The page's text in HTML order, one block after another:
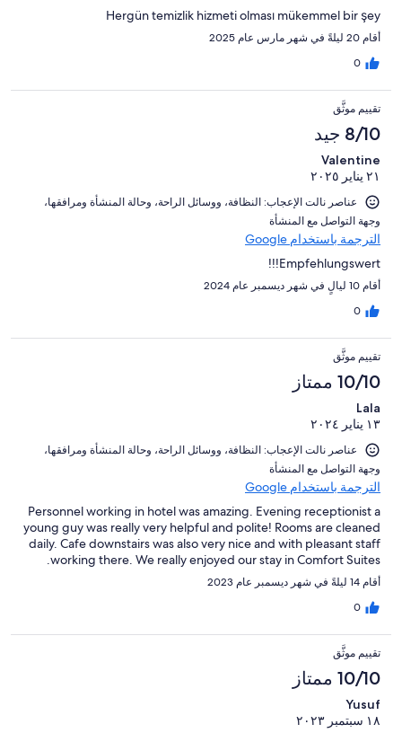
Hergün temizlik hizmeti olması mükemmel bir şey
أقام 20 ليلةً في شهر مارس عام 2025
0
تقييم موثَّق
8/10 جيد
Valentine
٢١ يناير ٢٠٢٥
عناصر نالت الإعجاب: ⁦النظافة⁩، و⁦وسائل الراحة⁩، و⁦حالة المنشأة ومرافقها⁩،
و⁦جهة التواصل مع المنشأة⁩
الترجمة باستخدام Google
Empfehlungswert!!!
أقام 10 ليالٍ في شهر ديسمبر عام 2024
0
تقييم موثَّق
10/10 ممتاز
Lala
١٣ يناير ٢٠٢٤
عناصر نالت الإعجاب: ⁦النظافة⁩، و⁦وسائل الراحة⁩، و⁦حالة المنشأة ومرافقها⁩،
و⁦جهة التواصل مع المنشأة⁩
الترجمة باستخدام Google
Personnel working in hotel was amazing. Evening receptionist a
young guy was really very helpful and polite! Rooms are cleaned
daily. Cafe downstairs was also very nice and with pleasant staff
working there. We really enjoyed our stay in Comfort Suites.
أقام 14 ليلةً في شهر ديسمبر عام 2023
0
تقييم موثَّق
10/10 ممتاز
Yusuf
١٨ سبتمبر ٢٠٢٣